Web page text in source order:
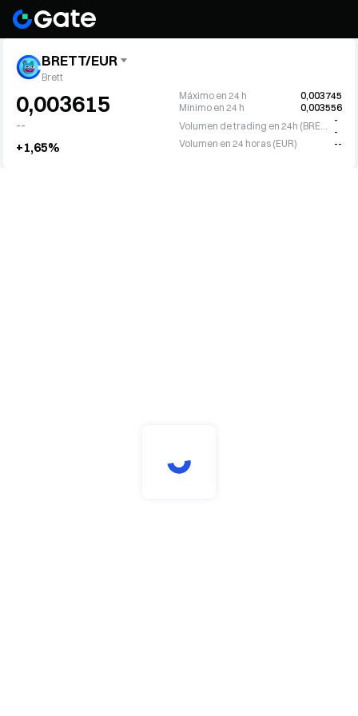
BRETT/EUR
Brett
0,003615
--
+1,65%
Máximo en 24 h
0,003745
Mínimo en 24 h
0,003556
-
-
Volumen en 24 horas (EUR)
--